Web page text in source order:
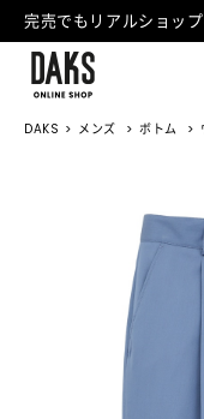
DAKS メンズ ボトム